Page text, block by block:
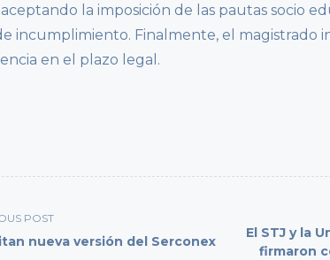
la imposición de las pautas socio
incumplimiento. Finalmente, el magistrado
en el plazo legal.
POST
nueva versión del Serconex
El STJ y la
firmaron